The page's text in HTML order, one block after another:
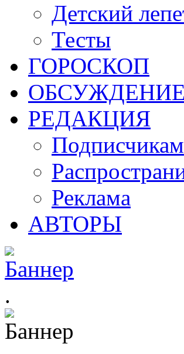
Детский
Тесты
ГОРОСКОП
ОБСУЖДЕНИЕ
РЕДАКЦИЯ
Подписчикам
Реклама
АВТОРЫ
.